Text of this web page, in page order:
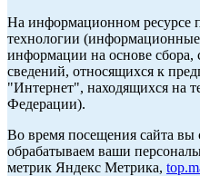
На информационном ресурсе
технологии
информации на основе сбора,
сведений, относящихся к
"Интернет", находящихся на
Федерации).
Во время посещения сайта вы
обрабатываем ваши
метрик Яндекс Метрика,